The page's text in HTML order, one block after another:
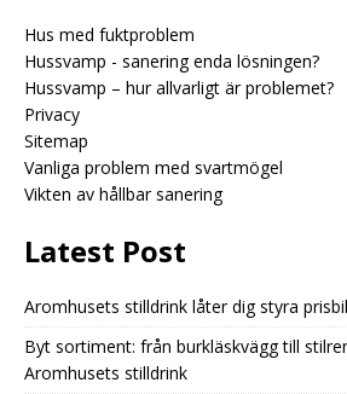
Hus med fuktproblem
Hussvamp - sanering enda lösningen?
Hussvamp – hur allvarligt är problemet?
Privacy
Sitemap
Vanliga problem med svartmögel
Vikten av hållbar sanering
Latest Post
Aromhusets stilldrink låter dig styra
Byt sortiment: från burkläskvägg till
Aromhusets stilldrink